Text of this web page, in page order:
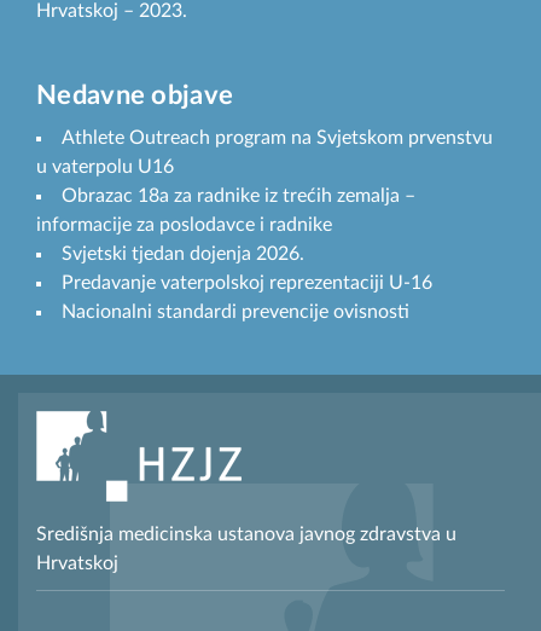
Hrvatskoj – 2023.
Nedavne objave
Athlete Outreach program na Svjetskom prvenstvu
u vaterpolu U16
Obrazac 18a za radnike iz trećih zemalja –
informacije za poslodavce i radnike
Svjetski tjedan dojenja 2026.
Predavanje vaterpolskoj reprezentaciji U-16
Nacionalni standardi prevencije ovisnosti
Središnja medicinska ustanova javnog zdravstva u
Hrvatskoj